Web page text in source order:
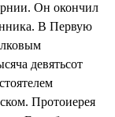
Он окончил
В Первую
девятьсот
Протоиерея